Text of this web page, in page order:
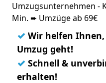
Umzugsunternehmen -
Min. ➨ Umzüge ab 69€
✓ Wir helfen
Umzug geht!
✓ Schnell &
erhalten!